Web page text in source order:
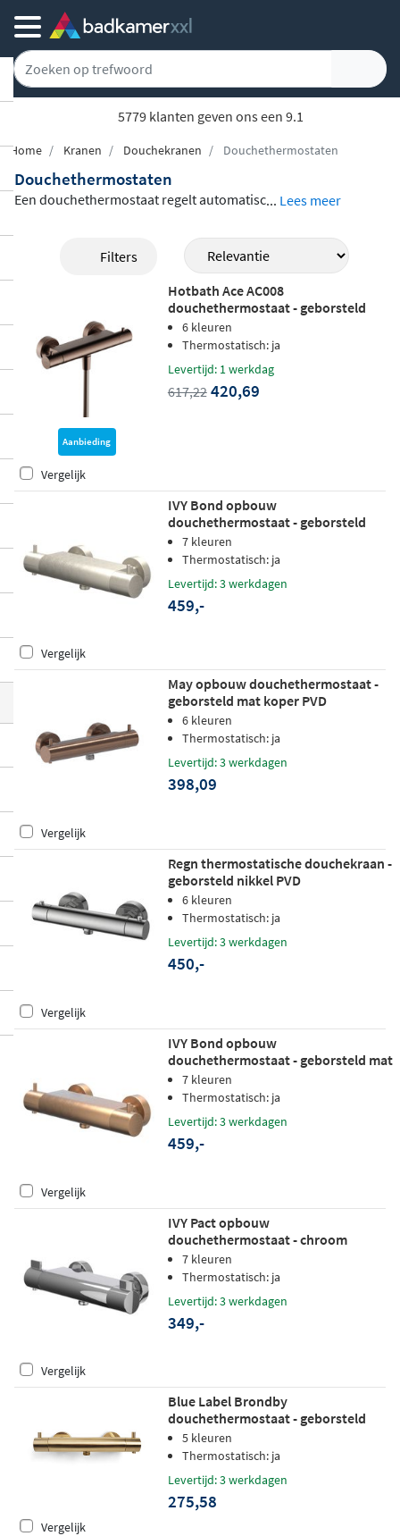
5779 klanten geven ons een 9.1
Home Kranen Douchekranen Douchethermostaten
Douchethermostaten
Een douchethermostaat regelt automatisc
meteen onder een aangename straal staat
zonder te hoeven bijstellen. Bij Badkamer
ruim assortiment douchet
hermostatenvan merken als IVY, Brauer,
Hotbath en Wiesbaden. Het aanbod loopt
uiteen van eenvoudige ééngreeps douche
mengkranen tot geavanceerde thermosta
tische modellen met een ingebouwde tem
peratuurbegrenzing voor extra veiligheid.
Veel modellen zijn voorzien van een
misch binnenwerk en waterbesparende f
, en verkrijgbaar in diverse kleuren
en afwerkingen die passen bij elke badka
merstijl.
... Lees meer
Filters
Aanbieding
Hotbath Ace AC008
douchethermostaat - geborsteld
koper pvd
6 kleuren
Thermostatisch: ja
Levertijd: 1 werkdag
617,22 420,69
Vergelijk
IVY Bond opbouw
douchethermostaat - geborsteld
nickel PVD
7 kleuren
Thermostatisch: ja
Levertijd: 3 werkdagen
459,-
Vergelijk
May opbouw douchethermostaat -
geborsteld mat koper PVD
6 kleuren
Thermostatisch: ja
Levertijd: 3 werkdagen
398,09
Vergelijk
Regn thermostatische douchekraan -
geborsteld nikkel PVD
6 kleuren
Thermostatisch: ja
Levertijd: 3 werkdagen
450,-
Vergelijk
IVY Bond opbouw
douchethermostaat - geborsteld mat
koper PVD
7 kleuren
Thermostatisch: ja
Levertijd: 3 werkdagen
459,-
Vergelijk
IVY Pact opbouw
douchethermostaat - chroom
7 kleuren
Thermostatisch: ja
Levertijd: 3 werkdagen
349,-
Vergelijk
Blue Label Brondby
douchethermostaat - geborsteld
goud PVD
5 kleuren
Thermostatisch: ja
Levertijd: 3 werkdagen
275,58
Vergelijk